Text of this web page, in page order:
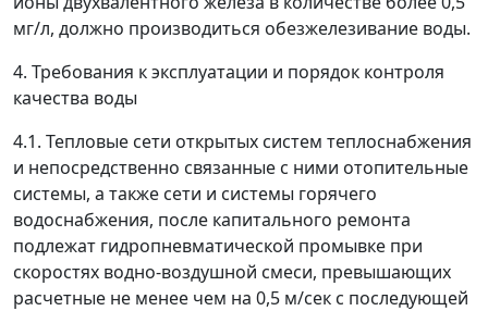
мг/л, должно производиться обезжелезивание воды.
4. Требования к эксплуатации и порядок контроля
качества воды
4.1. Тепловые сети открытых систем теплоснабжения
и непосредственно связанные с ними отопительные
системы, а также сети и системы горячего
водоснабжения, после капитального ремонта
подлежат гидропневматической промывке при
скоростях водно-воздушной смеси, превышающих
расчетные не менее чем на 0,5 м/сек с последующей